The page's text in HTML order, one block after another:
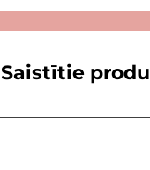
Saistītie